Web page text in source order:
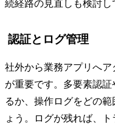
続経路の見直しも検討し
認証とログ管理
社外から業務アプリへ
が重要です。多要素認
るか、操作ログをどの
ょう。ログが残れば、